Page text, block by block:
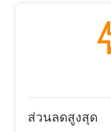
ส่วนลดสูงสุด